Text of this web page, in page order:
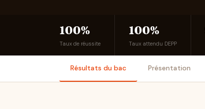
100%
Taux de réussite
100%
Taux attendu DEPP
Résultats du bac Présentation